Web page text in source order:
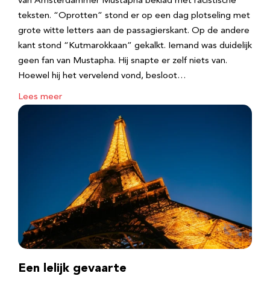
teksten. “Oprotten” stond er op een dag plotseling met
grote witte letters aan de passagierskant. Op de andere
kant stond “Kutmarokkaan” gekalkt. Iemand was duidelijk
geen fan van Mustapha. Hij snapte er zelf niets van.
Hoewel hij het vervelend vond, besloot…
Lees meer
Een lelijk gevaarte